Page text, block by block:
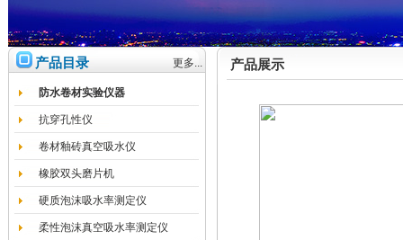
产品目录 更多...
防水卷材实验仪器
抗穿孔性仪
卷材釉砖真空吸水仪
橡胶双头磨片机
硬质泡沫吸水率测定仪
柔性泡沫真空吸水率测定仪
产品展示